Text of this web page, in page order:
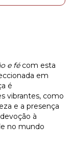
e fécom esta
em
é
vibrantes, como
e a presença
à
no mundo